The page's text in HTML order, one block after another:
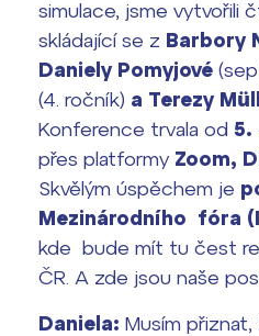
Harmonogram
Termíny maturit
simulace, jsme vytvořili
skládající se z Barbory
Daniely Pomyjové
(4. ročník) a Terezy
Konference trvala od 5.
přes platformy Zoom,
Skvělým úspěchem je
Mezinárodního fóra
kde bude mít tu čest
ČR. A zde jsou naše
Daniela: Musím přiznat,